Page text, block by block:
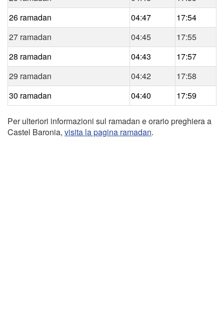
26 ramadan
04:47
17:54
27 ramadan
04:45
17:55
28 ramadan
04:43
17:57
29 ramadan
04:42
17:58
30 ramadan
04:40 17:59
Per ulteriori informazioni sul ramadan e orario preghiera a
Castel Baronia, visita la pagina ramadan.